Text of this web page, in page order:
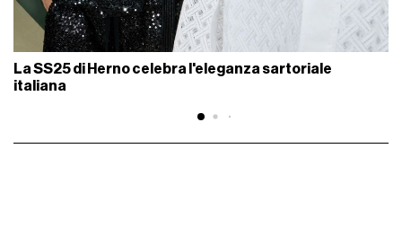
La SS25 di Herno celebra l'eleganza sartoriale
italiana